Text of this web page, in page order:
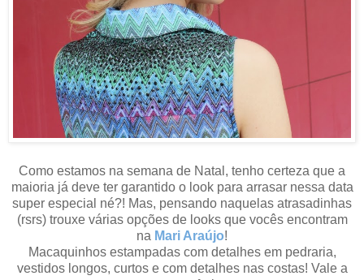
Como estamos na semana de Natal, tenho certeza que a
maioria já deve ter garantido o look para arrasar nessa data
super especial né?! Mas, pensando naquelas atrasadinhas
(rsrs) trouxe várias opções de looks que vocês encontram
na Mari Araújo!
Macaquinhos estampadas com detalhes em pedraria,
vestidos longos, curtos e com detalhes nas costas! Vale a